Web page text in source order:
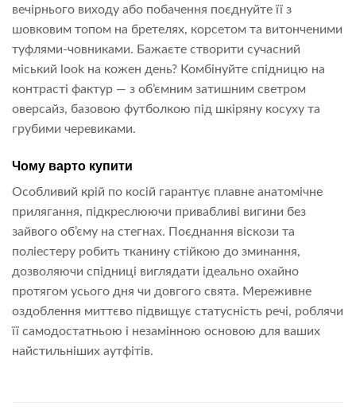
вечірнього виходу або побачення поєднуйте її з
шовковим топом на бретелях, корсетом та витонченими
туфлями-човниками. Бажаєте створити сучасний
міський look на кожен день? Комбінуйте спідницю на
контрасті фактур — з об’ємним затишним светром
оверсайз, базовою футболкою під шкіряну косуху та
грубими черевиками.
Чому варто купити
Особливий крій по косій гарантує плавне анатомічне
прилягання, підкреслюючи привабливі вигини без
зайвого об’єму на стегнах. Поєднання віскози та
поліестеру робить тканину стійкою до зминання,
дозволяючи спідниці виглядати ідеально охайно
протягом усього дня чи довгого свята. Мереживне
оздоблення миттєво підвищує статусність речі, роблячи
її самодостатньою і незамінною основою для ваших
найстильніших аутфітів.